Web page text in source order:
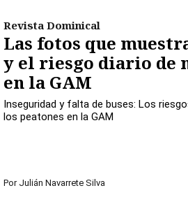
Revista Dominical
Las fotos que
y el riesgo diario de
en la GAM
Inseguridad y falta de buses: Los
los peatones en la GAM
Por Julián Navarrete Silva